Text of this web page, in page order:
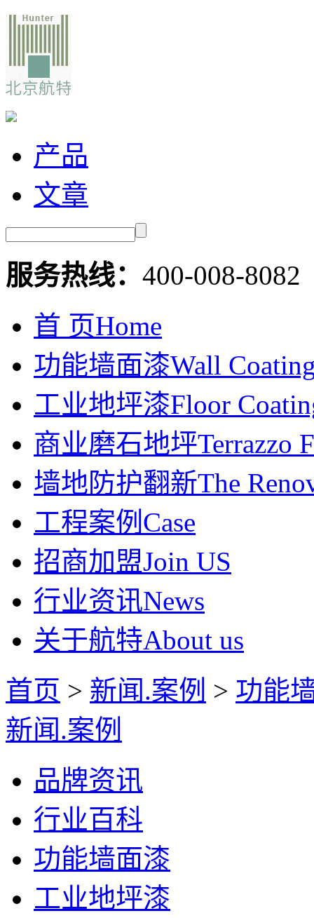
产品
文章
服务热线： 400-008-8082
首 页Home
功能墙面漆Wall
工业地坪漆Floor
商业磨石地坪Terrazzo
墙地防护翻新The
工程案例 Case
招商加盟Join US
行业资讯News
关于航特About us
首页 > 新闻.案例 > 功能
新闻.案例
品牌资讯
行业百科
功能墙面漆
工业地坪漆